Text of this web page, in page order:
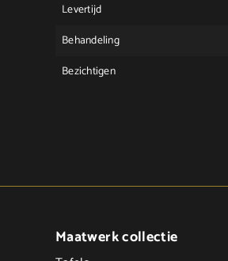
Levertijd
Behandeling
Bezichtigen
Maatwerk collectie